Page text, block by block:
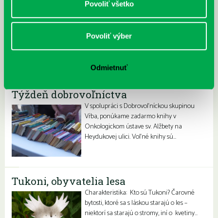
Povoliť všetko
Povoliť výber
Odmietnuť
Týždeň dobrovoľníctva
V spolupráci s Dobrovoľníckou skupinou
Vŕba, ponúkame zadarmo knihy v
Onkologickom ústave sv. Alžbety na
Heydukovej ulici. Voľné knihy sú…
Tukoni, obyvatelia lesa
Charakteristika: Kto sú Tukoni? Čarovné
bytosti, ktoré sa s láskou starajú o les –
niektorí sa starajú o stromy, iní o kvetiny…